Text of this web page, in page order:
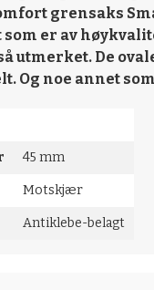
grensaks
er av
utmerket. De
Og noe annet
45 mm
Motskjær
Antiklebe-belagt